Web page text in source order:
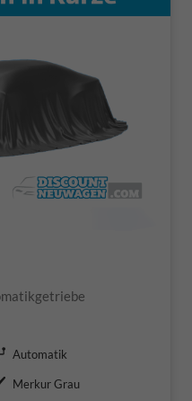
Getriebe Automatik
Außenfarbe Merkur Grau